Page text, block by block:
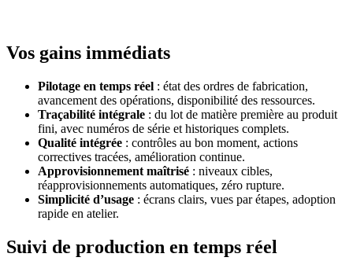
Vos gains immédiats
Pilotage en temps réel : état des ordres de fabrication,
avancement des opérations, disponibilité des ressources.
Traçabilité intégrale : du lot de matière première au produit
fini, avec numéros de série et historiques complets.
Qualité intégrée : contrôles au bon moment, actions
correctives tracées, amélioration continue.
Approvisionnement maîtrisé : niveaux cibles,
réapprovisionnements automatiques, zéro rupture.
Simplicité d’usage : écrans clairs, vues par étapes, adoption
rapide en atelier.
Suivi de production en temps réel